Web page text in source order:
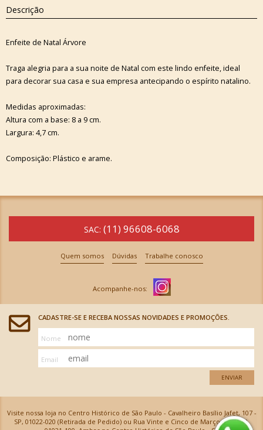
Descrição
Enfeite de Natal Árvore
Traga alegria para a sua noite de Natal com este lindo enfeite, ideal
para decorar sua casa e sua empresa antecipando o espírito natalino.
Medidas aproximadas:
Altura com a base: 8 a 9 cm.
Largura: 4,7 cm.
Composição: Plástico e arame.
SAC: (11) 96608-6068
Quem somos Dúvidas Trabalhe conosco
CADASTRE-SE E RECEBA NOSSAS NOVIDADES E PROMOÇÕES.
Nome
Email
ENVIAR
Visite nossa loja no Centro Histórico de São Paulo - Cavalheiro Basílio Jafet, 107 -
SP, 01022-020 (Retirada de Pedido) ou Rua Vinte e Cinco de Março, 576 - SP,